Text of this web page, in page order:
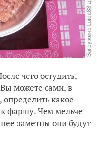
чего остудить,
Вы можете сами, в
определить какое
к фаршу. Чем мельче
заметны они будут